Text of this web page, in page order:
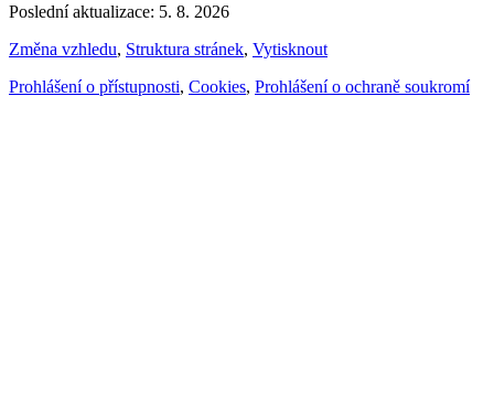
Poslední aktualizace: 5. 8. 2026
Změna vzhledu, Struktura stránek, Vytisknout
Prohlášení o přístupnosti, Cookies, Prohlášení o ochraně soukromí